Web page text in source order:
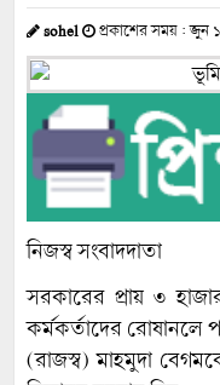
sohel প্রকাশের সময় : জুন
নিজস্ব সংবাদদাতা
সরকারের প্রায় ৩
কর্মকর্তাদের রোষানলে
(রাজস্ব) মাহমুদা